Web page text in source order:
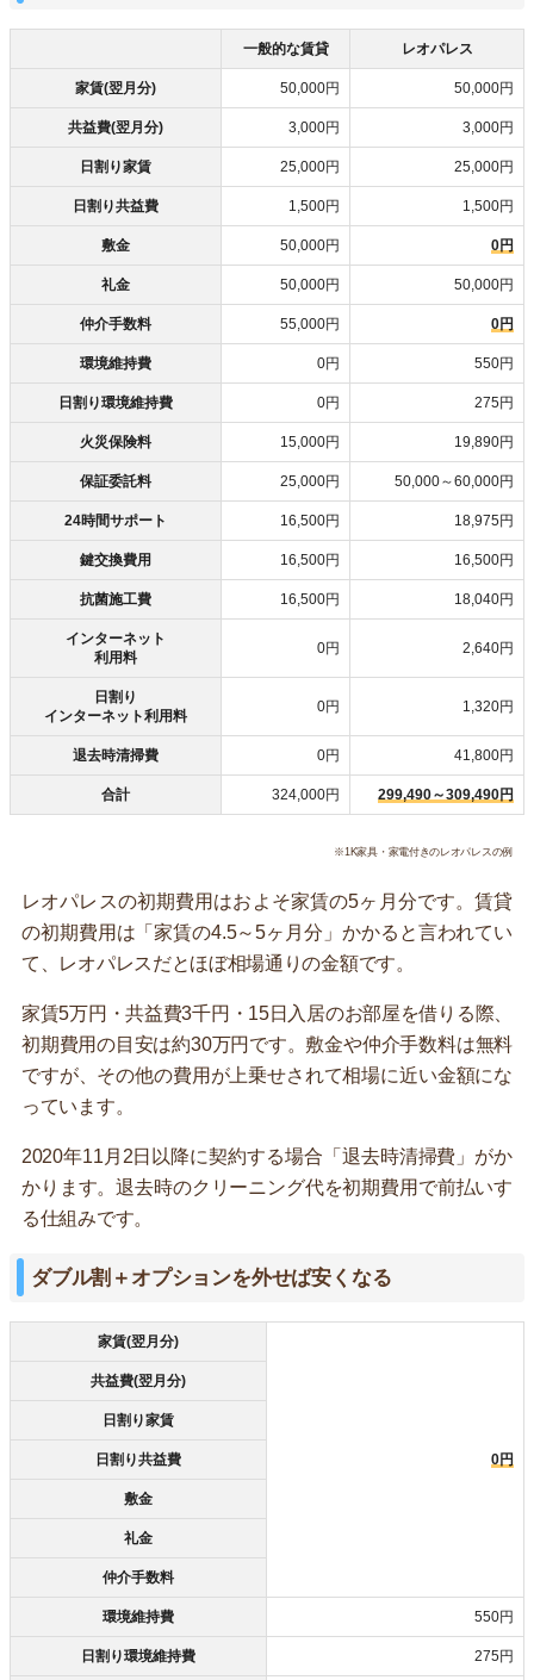
一般的な賃貸 レオパレス
家賃(翌月分) 50,000円 50,000円
共益費(翌月分) 3,000円 3,000円
日割り家賃 25,000円 25,000円
日割り共益費 1,500円 1,500円
敷金 50,000円 0円
礼金 50,000円 50,000円
仲介手数料 55,000円 0円
環境維持費 0円 550円
日割り環境維持費 0円 275円
火災保険料 15,000円 19,890円
保証委託料 25,000円 50,000～60,000円
24時間サポート 16,500円 18,975円
鍵交換費用 16,500円 16,500円
抗菌施工費 16,500円 18,040円
インターネット
利用料
0円 2,640円
日割り
インターネット利用料
0円 1,320円
退去時清掃費 0円 41,800円
合計 324,000円 299,490～309,490円
※1K家具・家電付きのレオパレスの例
レオパレスの初期費用はおよそ家賃の5ヶ月分です。賃貸
の初期費用は「家賃の4.5～5ヶ月分」かかると言われてい
て、レオパレスだとほぼ相場通りの金額です。
家賃5万円・共益費3千円・15日入居のお部屋を借りる際、
初期費用の目安は約30万円です。敷金や仲介手数料は無料
ですが、その他の費用が上乗せされて相場に近い金額にな
っています。
2020年11月2日以降に契約する場合「退去時清掃費」がか
かります。退去時のクリーニング代を初期費用で前払いす
る仕組みです。
ダブル割＋オプションを外せば安くなる
家賃(翌月分)
0円
共益費(翌月分)
日割り家賃
日割り共益費
敷金
礼金
仲介手数料
環境維持費 550円
日割り環境維持費 275円